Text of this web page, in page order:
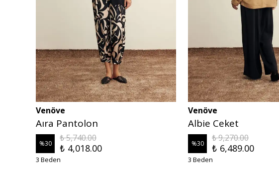
Venöve
Aıra Pantolon
%30
₺ 5,740.00
₺ 4,018.00
3 Beden
Venöve
Albie Ceket
%30
₺ 9,270.00
₺ 6,489.00
3 Beden